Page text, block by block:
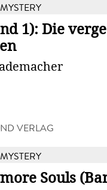
1): Die
VERLAG
Souls